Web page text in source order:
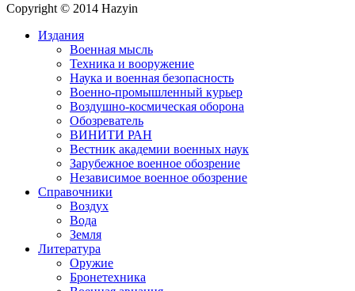
Copyright © 2014 Hazyin
Издания
Военная мысль
Техника и вооружение
Наука и военная безопасность
Военно-промышленный курьер
Воздушно-космическая оборона
Обозреватель
ВИНИТИ РАН
Вестник академии военных наук
Зарубежное военное обозрение
Независимое военное обозрение
Справочники
Воздух
Вода
Земля
Литература
Оружие
Бронетехника